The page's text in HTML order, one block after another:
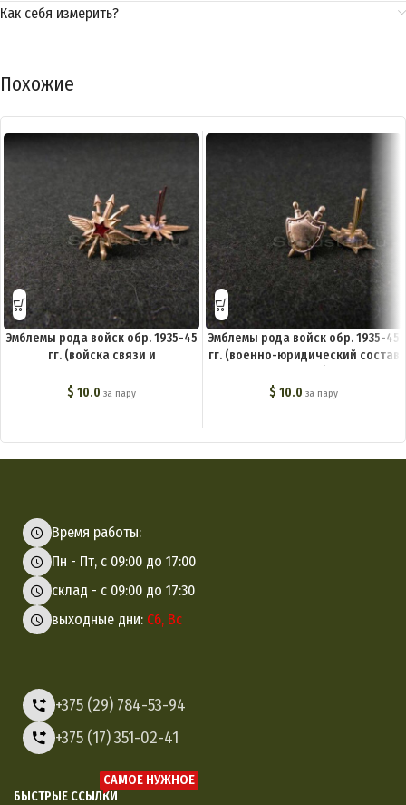
Как себя измерить?
Похожие
Эмблемы рода войск обр. 1935-45
гг. (войска связи и
родах войск) M3-064-Z
$ 10.0 за пару
Эмблемы рода войск обр. 1935-45
гг. (военно-юридический состав
$ 10.0 за пару
Время работы:
Пн - Пт, с 09:00 до 17:00
склад - с 09:00 до 17:30
выходные дни: Сб, Вс
+375 (29) 784-53-94
+375 (17) 351-02-41
БЫСТРЫЕ ССЫЛКИ
САМОЕ НУЖНОЕ